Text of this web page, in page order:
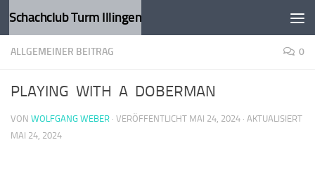
Zum Inhalt springen
Schachclub Turm Illingen
ALLGEMEINER BEITRAG 0
PLAYING WITH A DOBERMAN
VON WOLFGANG WEBER · VERÖFFENTLICHT MAI 24, 2024 · AKTUALISIERT
MAI 24, 2024